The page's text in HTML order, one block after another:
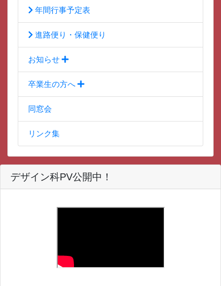
年間行事予定表
進路便り・保健便り
お知らせ
卒業生の方へ
同窓会
リンク集
デザイン科PV公開中！